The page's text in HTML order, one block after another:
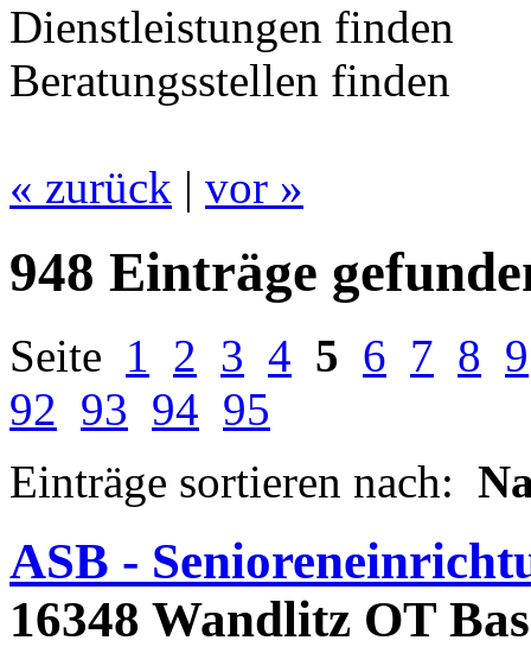
Dienstleistungen finden
Beratungsstellen finden
« zurück | vor »
948 Einträge
Seite 1 2 3 4 5 6 7 8 9
92 93 94 95
Einträge sortieren nach:
ASB -
16348 Wandlitz OT